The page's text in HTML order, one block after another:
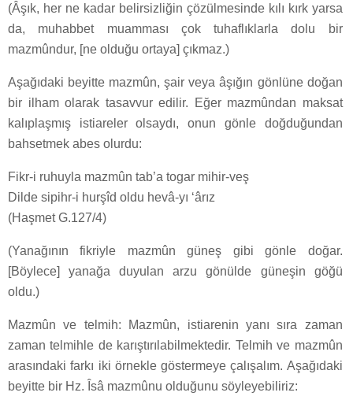
(Âşık, her ne kadar belirsizliğin çözülmesinde kılı kırk yarsa
da, muhabbet muamması çok tuhaflıklarla dolu bir
mazmûndur, [ne olduğu ortaya] çıkmaz.)
Aşağıdaki beyitte mazmûn, şair veya âşığın gönlüne doğan
bir ilham olarak tasavvur edilir. Eğer mazmûndan maksat
kalıplaşmış istiareler olsaydı, onun gönle doğduğundan
bahsetmek abes olurdu:
Fikr-i ruhuyla mazmûn tab’a togar mihir-veş
Dilde sipihr-i hurşîd oldu hevâ-yı ‘ârız
(Haşmet G.127/4)
(Yanağının fikriyle mazmûn güneş gibi gönle doğar.
[Böylece] yanağa duyulan arzu gönülde güneşin göğü
oldu.)
Mazmûn ve telmih: Mazmûn, istiarenin yanı sıra zaman
zaman telmihle de karıştırılabilmektedir. Telmih ve mazmûn
arasındaki farkı iki örnekle göstermeye çalışalım. Aşağıdaki
beyitte bir Hz. Îsâ mazmûnu olduğunu söyleyebiliriz: